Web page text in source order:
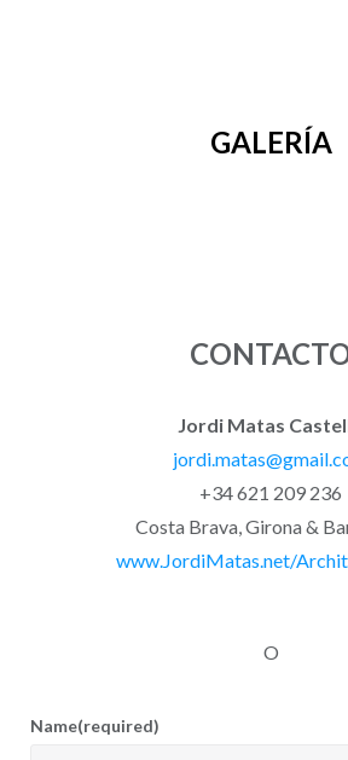
GALERÍA
Jordi Matas
+34 621 209 236
Costa Brava, Girona &
www.JordiMatas.net/
O
Name(required)